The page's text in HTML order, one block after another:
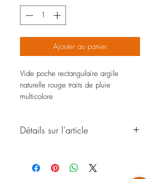
Ajouter au panier
Vide poche rectangulaire argile
naturelle rouge traits de pluie
multicolore
Détails sur l'article
Faience
TECHNIQUE : Modelage à la plaque